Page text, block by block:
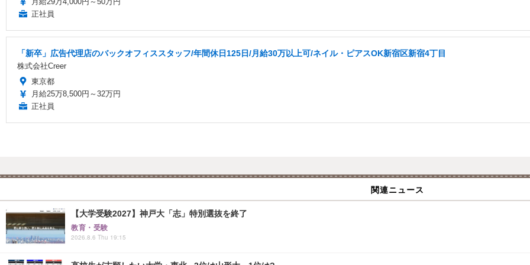
正社員
「新卒」広告代理店のバックオフィススタッフ/年間休日125日/月給30万以上可/ネイル・ピアスOK新宿区新宿4丁目
株式会社Creer
東京都
月給25万8,500円～32万円
正社員
関連ニュース
【大学受験2027】神戸大「志」特別選抜を終了
教育・受験
2026.8.6 Thu 19:15